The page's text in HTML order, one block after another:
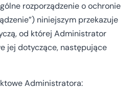
rozporządzenie o ochronie
niniejszym przekazuje
od której Administrator
jej dotyczące, następujące
Administratora: